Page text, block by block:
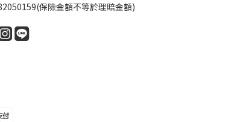
保險金額不等於理賠金額)